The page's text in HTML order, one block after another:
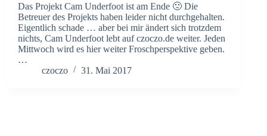
Das Projekt Cam Underfoot ist am Ende 🙁 Die
Betreuer des Projekts haben leider nicht durchgehalten.
Eigentlich schade … aber bei mir ändert sich trotzdem
nichts, Cam Underfoot lebt auf czoczo.de weiter. Jeden
Mittwoch wird es hier weiter Froschperspektive geben.
…
czoczo
31. Mai 2017